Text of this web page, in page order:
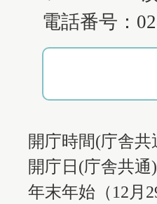
電話番号：
開庁時間(庁舎
開庁日(庁舎共
年末年始（12月